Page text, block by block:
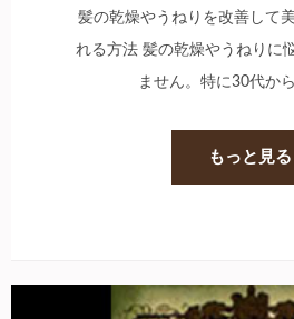
髪の乾燥やうねりを改善して
れる方法 髪の乾燥やうねりに
ません。特に30代か
もっと見る